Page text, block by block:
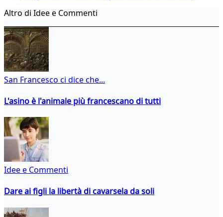
Altro di Idee e Commenti
San Francesco ci dice che...
L'asino è l'animale più francescano di tutti
Idee e Commenti
Dare ai figli la libertà di cavarsela da soli